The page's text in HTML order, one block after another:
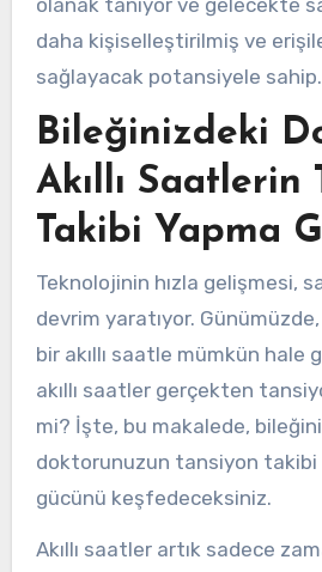
olanak tanıyor ve gelecekte
daha kişiselleştirilmiş ve
sağlayacak potansiyele sahip.
Bileğinizdeki
Akıllı Saatlerin
Takibi Yapma
Teknolojinin hızla gelişmesi,
devrim yaratıyor.
bir akıllı saatle mümkün hale
akıllı saatler gerçekten
mi? İşte, bu makalede,
doktorunuzun tansiyon takibi
gücünü keşfedeceksiniz.
Akıllı saatler artık sadece